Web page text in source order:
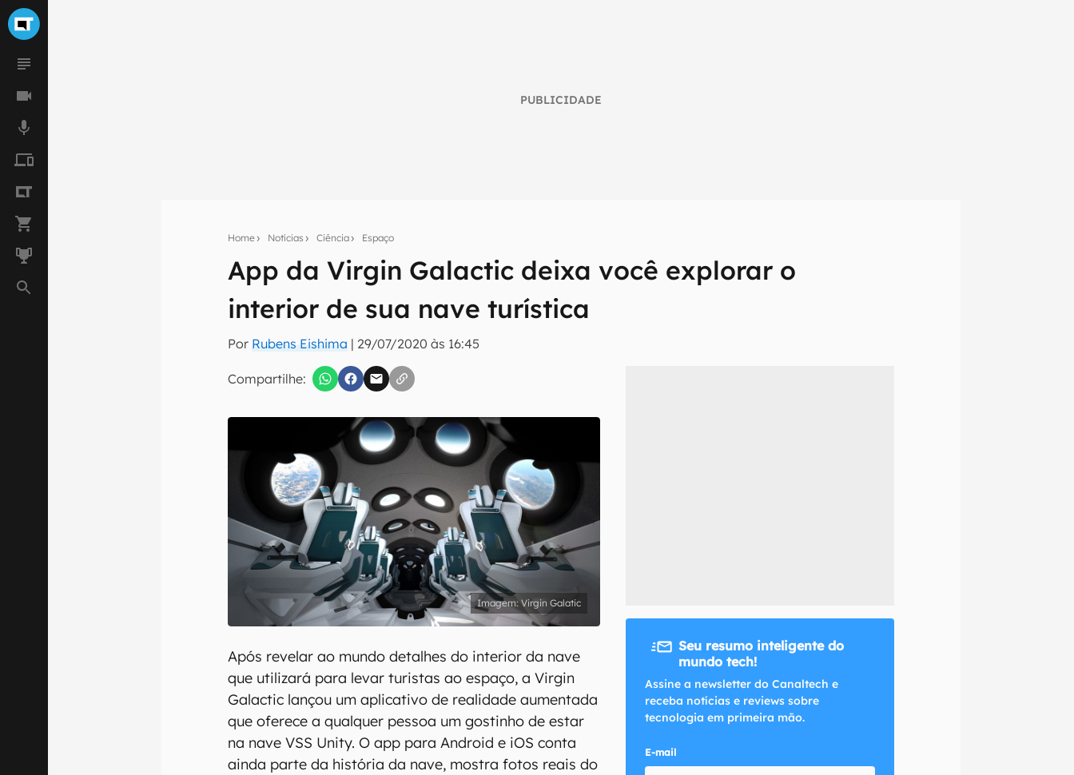
PUBLICIDADE
Home Notícias Ciência Espaço
App da Virgin Galactic deixa você explorar o
interior de sua nave turística
Por Rubens Eishima | 29/07/2020 às 16:45
Compartilhe:
Seu resumo inteligente do mundo tech!
Assine a newsletter do Canaltech e receba notícias e reviews sobre tecnologia em primeira
inscreva-se
Confirmo que li, aceito e concordo com os Termos de Uso e Política de Privacidade do Canaltech.
Virgin Galatic
Após revelar ao mundo detalhes do interior da nave
que utilizará para levar turistas ao espaço, a Virgin
Galactic lançou um aplicativo de realidade aumentada
que oferece a qualquer pessoa um gostinho de estar
na nave VSS Unity. O app para Android e iOS conta
ainda parte da história da nave, mostra fotos reais do
Seu resumo inteligente do
mundo tech!
Assine a newsletter do Canaltech e
receba notícias e reviews sobre
tecnologia em primeira mão.
E-mail